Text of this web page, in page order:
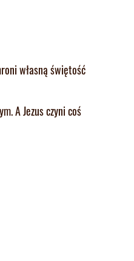
własną świętość
A Jezus czyni coś